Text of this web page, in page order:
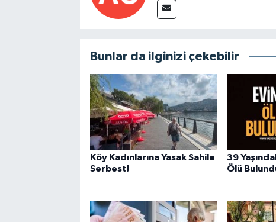
Bunlar da ilginizi çekebilir
Köy Kadınlarına Yasak Sahile
Serbest!
39
Ölü